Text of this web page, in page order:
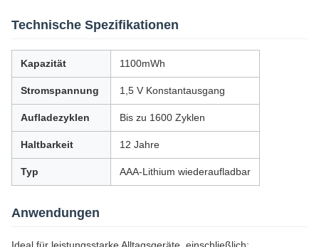
Technische Spezifikationen
Kapazität 1100mWh
Stromspannung 1,5 V Konstantausgang
Aufladezyklen Bis zu 1600 Zyklen
Haltbarkeit 12 Jahre
Typ AAA-Lithium wiederaufladbar
Anwendungen